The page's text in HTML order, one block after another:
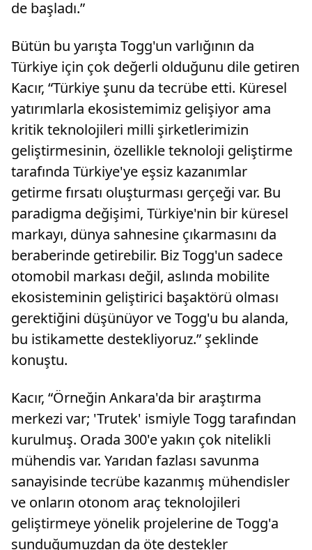
de başladı.”
Bütün bu yarışta Togg'un varlığının da
Türkiye için çok değerli olduğunu dile getiren
Kacır, “Türkiye şunu da tecrübe etti. Küresel
yatırımlarla ekosistemimiz gelişiyor ama
kritik teknolojileri milli şirketlerimizin
geliştirmesinin, özellikle teknoloji geliştirme
tarafında Türkiye'ye eşsiz kazanımlar
getirme fırsatı oluşturması gerçeği var. Bu
paradigma değişimi, Türkiye'nin bir küresel
markayı, dünya sahnesine çıkarmasını da
beraberinde getirebilir. Biz Togg'un sadece
otomobil markası değil, aslında mobilite
ekosisteminin geliştirici başaktörü olması
gerektiğini düşünüyor ve Togg'u bu alanda,
bu istikamette destekliyoruz.” şeklinde
konuştu.
Kacır, “Örneğin Ankara'da bir araştırma
merkezi var; 'Trutek' ismiyle Togg tarafından
kurulmuş. Orada 300'e yakın çok nitelikli
mühendis var. Yarıdan fazlası savunma
sanayisinde tecrübe kazanmış mühendisler
ve onların otonom araç teknolojileri
geliştirmeye yönelik projelerine de Togg'a
sunduğumuzdan da öte destekler